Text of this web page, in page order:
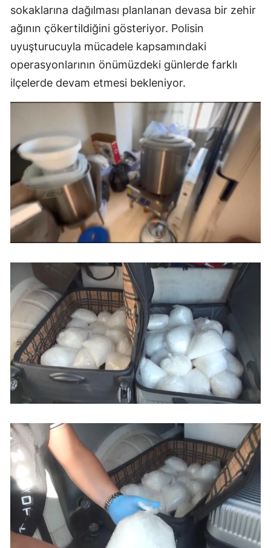
sokaklarına dağılması planlanan devasa bir zehir
ağının çökertildiğini gösteriyor. Polisin
uyuşturucuyla mücadele kapsamındaki
operasyonlarının önümüzdeki günlerde farklı
ilçelerde devam etmesi bekleniyor.